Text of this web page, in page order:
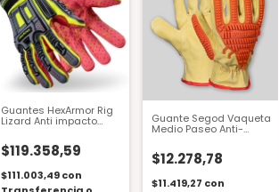
Guantes HexArmor Rig
Lizard Anti impacto
$119.358,59
$111.003,49con
Guante Segod Vaqueta
Medio Paseo Anti-
$12.278,78
$11.419,27 con